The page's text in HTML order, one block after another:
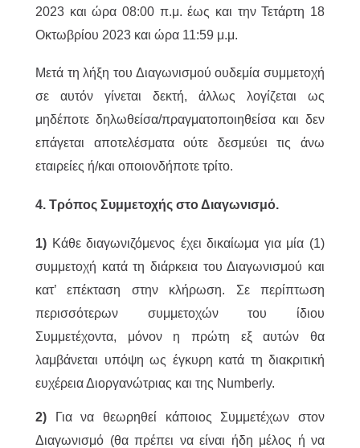
2023 και ώρα 08:00 π.μ. έως και την Τετάρτη 18
Οκτωβρίου 2023 και ώρα 11:59 μ.μ.
Μετά τη λήξη του Διαγωνισμού ουδεμία συμμετοχή
σε αυτόν γίνεται δεκτή, άλλως λογίζεται ως
μηδέποτε δηλωθείσα/πραγματοποιηθείσα και δεν
επάγεται αποτελέσματα ούτε δεσμεύει τις άνω
εταιρείες ή/και οποιονδήποτε τρίτο.
4. Τρόπος Συμμετοχής στο Διαγωνισμό.
1) Κάθε διαγωνιζόμενος έχει δικαίωμα για μία (1)
συμμετοχή κατά τη διάρκεια του Διαγωνισμού και
κατ’ επέκταση στην κλήρωση. Σε περίπτωση
περισσότερων συμμετοχών του ίδιου
Συμμετέχοντα, μόνον η πρώτη εξ αυτών θα
λαμβάνεται υπόψη ως έγκυρη κατά τη διακριτική
ευχέρεια Διοργανώτριας και της Numberly.
2) Για να θεωρηθεί κάποιος Συμμετέχων στον
Διαγωνισμό (θα πρέπει να είναι ήδη μέλος ή να